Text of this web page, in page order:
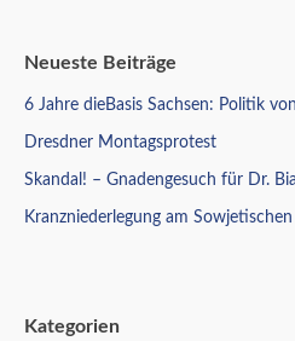
Neueste Beiträge
6 Jahre dieBasis Sachsen: Politik
Dresdner Montagsprotest
Skandal! – Gnadengesuch für Dr.
Kranzniederlegung am
Kategorien